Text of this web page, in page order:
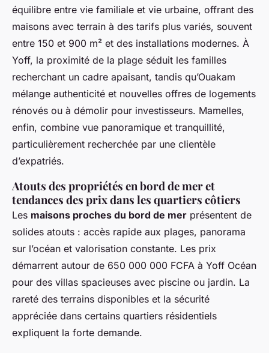
équilibre entre vie familiale et vie urbaine, offrant des
maisons avec terrain à des tarifs plus variés, souvent
entre 150 et 900 m² et des installations modernes. À
Yoff, la proximité de la plage séduit les familles
recherchant un cadre apaisant, tandis qu’Ouakam
mélange authenticité et nouvelles offres de logements
rénovés ou à démolir pour investisseurs. Mamelles,
enfin, combine vue panoramique et tranquillité,
particulièrement recherchée par une clientèle
d’expatriés.
Atouts des propriétés en bord de mer et
tendances des prix dans les quartiers côtiers
Les maisons proches du bord de mer présentent de
solides atouts : accès rapide aux plages, panorama
sur l’océan et valorisation constante. Les prix
démarrent autour de 650 000 000 FCFA à Yoff Océan
pour des villas spacieuses avec piscine ou jardin. La
rareté des terrains disponibles et la sécurité
appréciée dans certains quartiers résidentiels
expliquent la forte demande.